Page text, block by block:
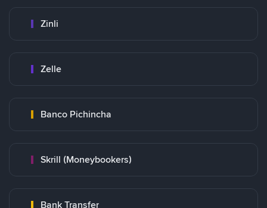
Zinli
Zelle
Banco Pichincha
Skrill (Moneybookers)
Bank Transfer